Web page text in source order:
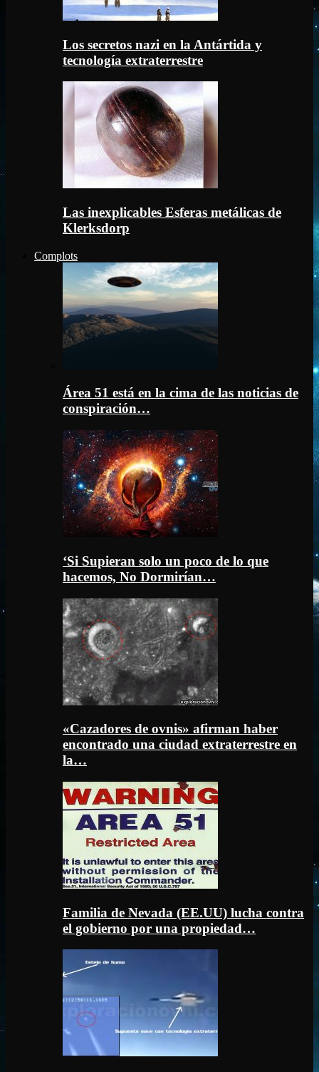
Los secretos nazi en la Antártida y
tecnología extraterrestre
Las inexplicables Esferas metálicas de
Klerksdorp
Complots
Área 51 está en la cima de las noticias de
conspiración…
‘Si Supieran solo un poco de lo que
hacemos, No Dormirían…
«Cazadores de ovnis» afirman haber
encontrado una ciudad extraterrestre en
la…
Familia de Nevada (EE.UU) lucha contra
el gobierno por una propiedad…